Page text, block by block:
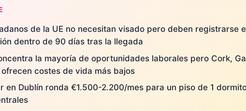
de la UE no necesitan visado pero deben registrarse
dentro de 90 días tras la llegada
la mayoría de oportunidades laborales pero Cork,
costes de vida más bajos
en Dublín ronda €1.500-2.200/mes para un piso de 1